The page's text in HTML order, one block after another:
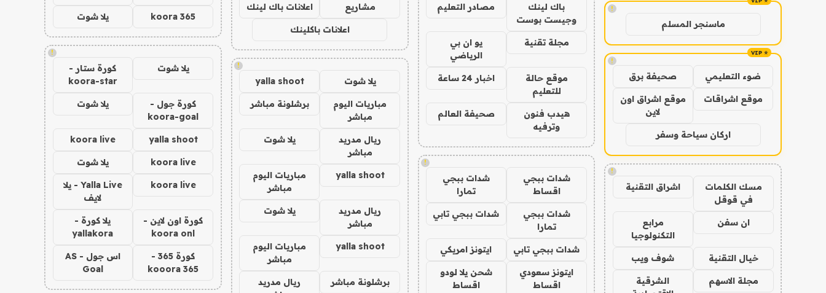
!
ماسنجر المسلم
!
ضوء التعليمي صحيفة برق
موقع اشراقات
موقع اشراق اون
لاين
اركان سياحة وسفر
!
مسك الكلمات
في قوقل
اشراق التقنية
ان سفن
مرابع
التكنولوجيا
خيال التقنية شوف ويب
مجلة الاسهم
الشرقية
باك لينك
وجيست بوست
مصادر التعليم
مجلة تقنية
يو ان بي
الرياضي
موقع حالة
للتعليم
اخبار 24 ساعة
هيدب فنون
وترفيه
صحيفة العالم
!
شدات ببجي
اقساط
شدات ببجي
تمارا
شدات ببجي
تمارا
شدات ببجي تابي
شدات ببجي تابي ايتونز امريكي
ايتونز سعودي
اقساط
شحن يلا لودو
اقساط
مشاريع اعلانات باك لينك
اعلانات باكلينك
!
يلا شوت yalla shoot
مباريات اليوم
مباشر
برشلونة مباشر
ريال مدريد
مباشر
يلا شوت
yalla shoot
مباريات اليوم
مباشر
ريال مدريد
مباشر
يلا شوت
yalla shoot
مباريات اليوم
مباشر
برشلونة مباشر
ريال مدريد
koora 365 يلا شوت
!
يلا شوت
كورة ستار -
koora-star
كورة جول -
koora-goal
يلا شوت
yalla shoot
koora live
koora live يلا شوت
koora live
Yalla Live - يلا
لايف
كورة اون لاين -
koora onl
يلا كورة -
yallakora
كورة 365 -
kooora 365
اس جول - AS
Goal